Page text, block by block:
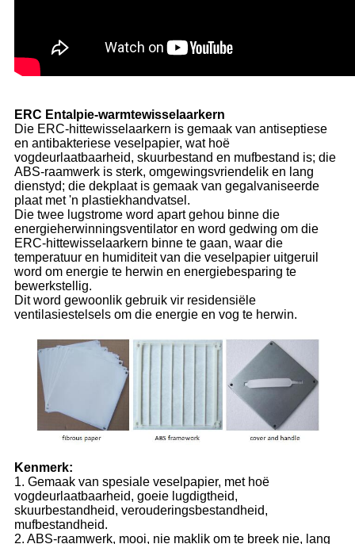
ERC Entalpie-warmtewisselaarkern
Die ERC-hittewisselaarkern is gemaak van antiseptiese
en antibakteriese veselpapier, wat hoë
vogdeurlaatbaarheid, skuurbestand en mufbestand is; die
ABS-raamwerk is sterk, omgewingsvriendelik en lang
dienstyd; die dekplaat is gemaak van gegalvaniseerde
plaat met 'n plastiekhandvatsel.
Die twee lugstrome word apart gehou binne die
energieherwinningsventilator en word gedwing om die
ERC-hittewisselaarkern binne te gaan, waar die
temperatuur en humiditeit van die veselpapier uitgeruil
word om energie te herwin en energiebesparing te
bewerkstellig.
Dit word gewoonlik gebruik vir residensiële
ventilasiestelsels om die energie en vog te herwin.
Kenmerk:
1. Gemaak van spesiale veselpapier, met hoë
vogdeurlaatbaarheid, goeie lugdigtheid,
skuurbestandheid, verouderingsbestandheid,
mufbestandheid.
2. ABS-raamwerk, mooi, nie maklik om te breek nie, lang